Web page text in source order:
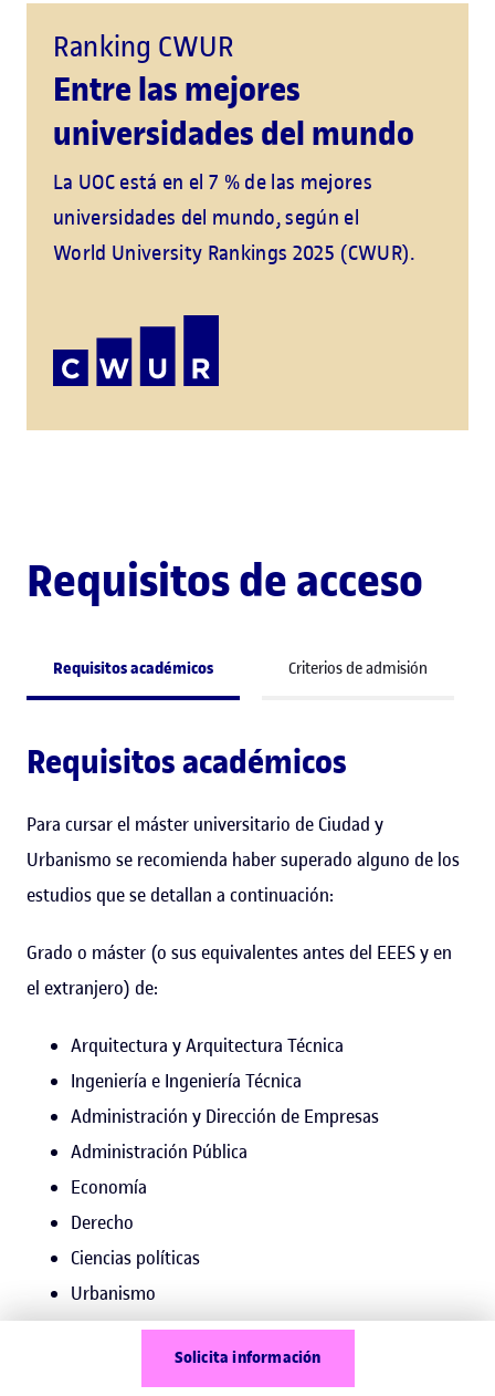
Solicita información
Ranking CWUR
Entre las mejores
universidades del mundo
La UOC está en el 7 % de las mejores
universidades del mundo, según el
World University Rankings 2025 (CWUR).
Requisitos de acceso
Requisitos académicos Criterios de admisión
Requisitos académicos
Para cursar el máster universitario de Ciudad y
Urbanismo se recomienda haber superado alguno de los
estudios que se detallan a continuación:
Grado o máster (o sus equivalentes antes del EEES y en
el extranjero) de:
Arquitectura y Arquitectura Técnica
Ingeniería e Ingeniería Técnica
Administración y Dirección de Empresas
Administración Pública
Economía
Derecho
Ciencias políticas
Urbanismo
Sociología